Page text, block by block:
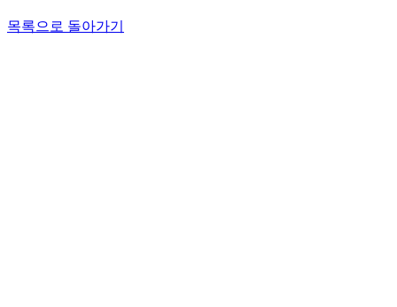
목록으로 돌아가기